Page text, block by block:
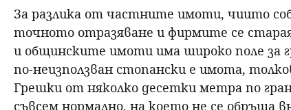
За разлика от частните имоти, чиито
точното отразяване и фирмите се
и общинските имоти има широко поле за
по-неизползван стопански е имота,
Грешки от няколко десетки метра по
съвсем нормално, на което не се обръща